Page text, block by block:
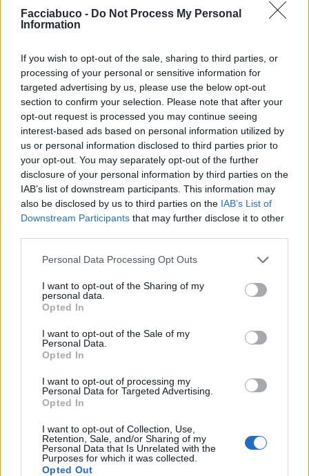
Facciabuco - Do Not Process My Personal
Information
If you wish to opt-out of the sale, sharing to third parties, or
processing of your personal or sensitive information for
targeted advertising by us, please use the below opt-out
section to confirm your selection. Please note that after your
opt-out request is processed you may continue seeing
interest-based ads based on personal information utilized by
us or personal information disclosed to third parties prior to
your opt-out. You may separately opt-out of the further
disclosure of your personal information by third parties on the
IAB’s list of downstream participants. This information may
also be disclosed by us to third parties on the IAB’s List of
Downstream Participants that may further disclose it to other
Personal Data Processing Opt Outs
I want to opt-out of the Sharing of my
personal data.
Opted In
I want to opt-out of the Sale of my
Personal Data.
Opted In
I want to opt-out of processing my
Personal Data for Targeted Advertising.
Opted In
I want to opt-out of Collection, Use,
Retention, Sale, and/or Sharing of my
Personal Data that Is Unrelated with the
Purposes for which it was collected.
Opted Out
EbbeneSi
13 Luglio 2025 alle ore 13:56
·Ti stimo·Rispondi
Isabo:EbbeneSi grazie 🥰
1
·Ti stimo ·Rispondi
Nicktuttipresi:Ti sei portata dietro almeno un po di
buffet?
13 Luglio 2025 alle ore 14:11
Isabo:Nicktuttipresi ce l'ho tutto in pancia 😂
13 Luglio 2025 alle ore 14:21
·Ti stimo
Bociaa: È un viziaccio, riempire le valigie con tutti
"meglio mettere anche questo che metti caso
13 Luglio 2025 alle ore 16:25
Ti stimo
Isabo:Bociaa infatti e moltiplica per quattro 😬
13 Luglio 2025 alle ore 16:30